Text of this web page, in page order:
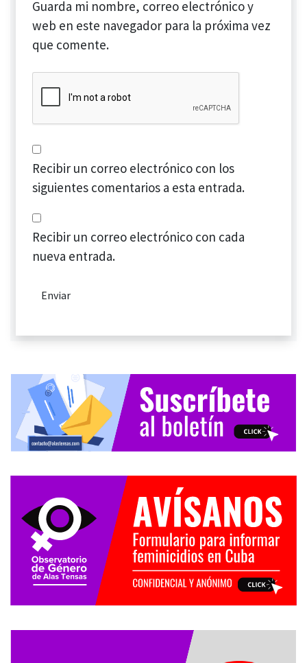
Guarda mi nombre, correo electrónico y
web en este navegador para la próxima vez
que comente.
Recibir un correo electrónico con los
siguientes comentarios a esta entrada.
Recibir un correo electrónico con cada
nueva entrada.